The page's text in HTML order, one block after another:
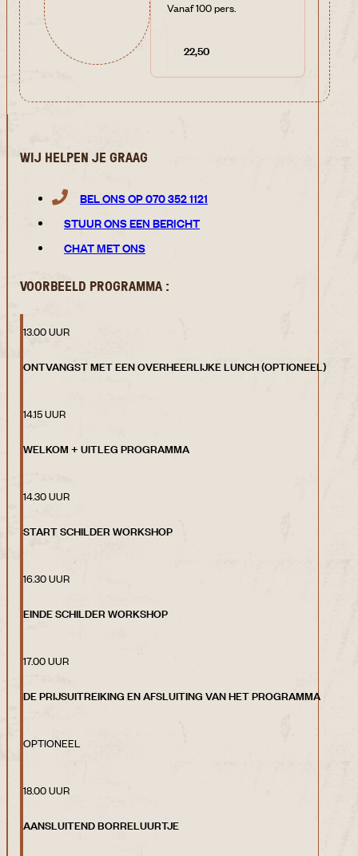
Vanaf 100 pers.
22,50
WIJ HELPEN JE GRAAG
BEL ONS OP 070 352 1121
STUUR ONS EEN BERICHT
CHAT MET ONS
VOORBEELD PROGRAMMA :
13.00 UUR
ONTVANGST MET EEN OVERHEERLIJKE LUNCH (OPTIONEEL)
14.15 UUR
WELKOM + UITLEG PROGRAMMA
14.30 UUR
START SCHILDER WORKSHOP
16.30 UUR
EINDE SCHILDER WORKSHOP
17.00 UUR
DE PRIJSUITREIKING EN AFSLUITING VAN HET PROGRAMMA
OPTIONEEL
18.00 UUR
AANSLUITEND BORRELUURTJE